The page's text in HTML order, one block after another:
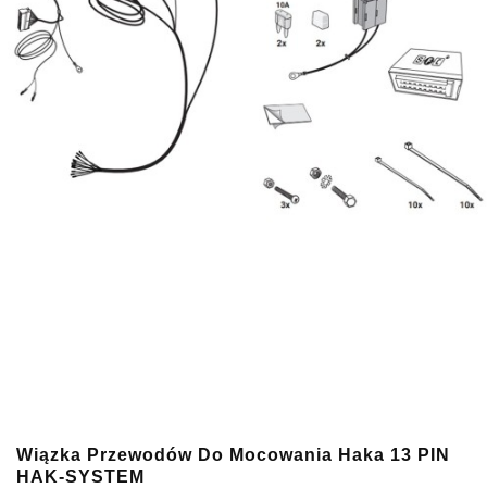
Wiązka Przewodów Do Mocowania Haka 13 PIN
HAK-SYSTEM